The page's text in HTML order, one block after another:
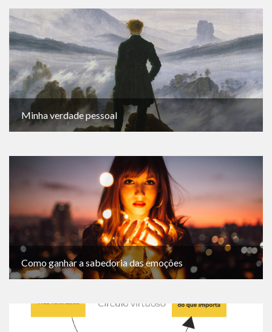
Minha verdade pessoal
Como ganhar a sabedoria das emoções